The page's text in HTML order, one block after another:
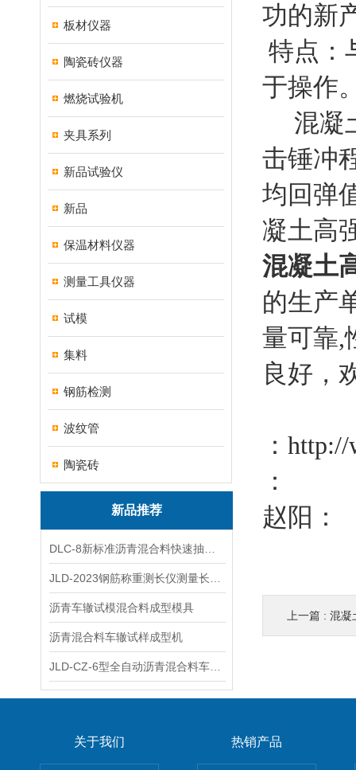
板材仪器
陶瓷砖仪器
燃烧试验机
夹具系列
新品试验仪
新品
保温材料仪器
测量工具仪器
试模
集料
钢筋检测
波纹管
陶瓷砖
新品推荐
沥青车辙试模混合料成型模具
沥青混合料车辙试样成型机
功的新
特点：
于操作
混凝
击锤冲
均回弹
凝土高
混凝土
的生产
量可靠,
良好，
： http://
：
赵阳：
上一篇 : 混凝
关于我们 热销产品